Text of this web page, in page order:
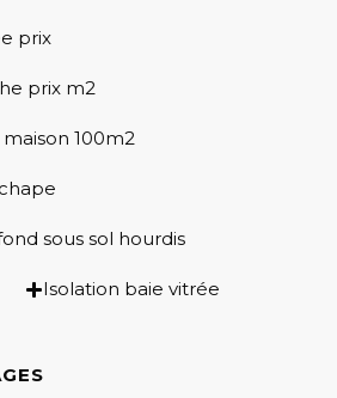
prix
prix m2
100m2
sous sol hourdis
Isolation baie vitrée